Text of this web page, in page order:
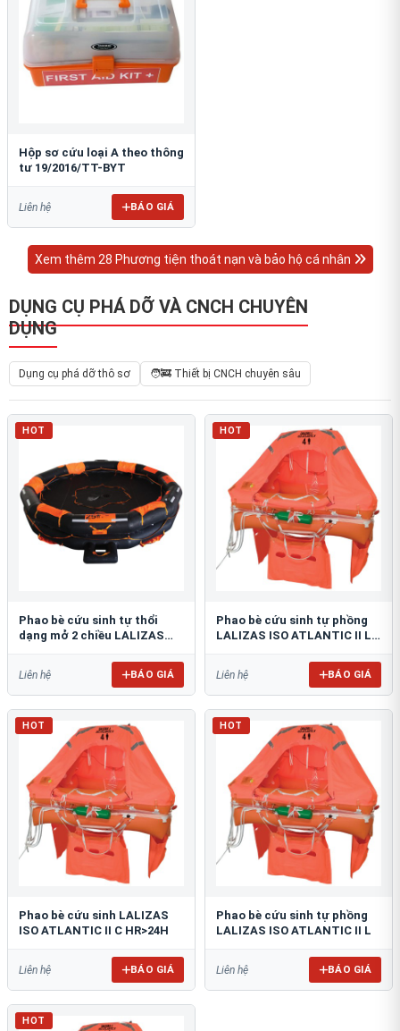
Hộp sơ cứu loại A theo thông
tư 19/2016/TT-BYT
Liên hệ BÁO GIÁ
Xem thêm 28 Phương tiện thoát nạn và bảo hộ cá nhân
DỤNG CỤ PHÁ DỠ VÀ CNCH CHUYÊN
DỤNG
Dụng cụ phá dỡ thô sơ 🧑‍🚒 Thiết bị CNCH chuyên sâu
HOT
Phao bè cứu sinh tự thổi
dạng mở 2 chiều LALIZAS
Liên hệ BÁO GIÁ
HOT
Phao bè cứu sinh tự phồng
LALIZAS ISO ATLANTIC II L
Liên hệ BÁO GIÁ
HOT
Phao bè cứu sinh LALIZAS
ISO ATLANTIC II C HR>24H
Liên hệ BÁO GIÁ
HOT
Phao bè cứu sinh tự phồng
LALIZAS ISO ATLANTIC II L
Liên hệ BÁO GIÁ
HOT